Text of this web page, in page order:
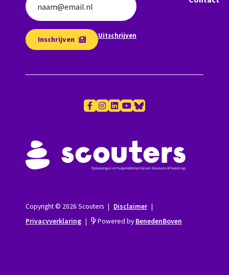
naam@email.nl
Inschrijven Uitschrijven
Copyright © 2026 Scouters | Disclaimer |
Privacyverklaring | Powered by BenedenBoven